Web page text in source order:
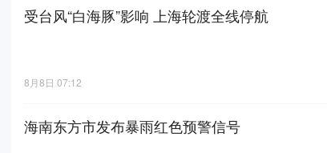
受台风“白海豚”影响 上海轮渡全线停航
8月8日 07:12
海南东方市发布暴雨红色预警信号